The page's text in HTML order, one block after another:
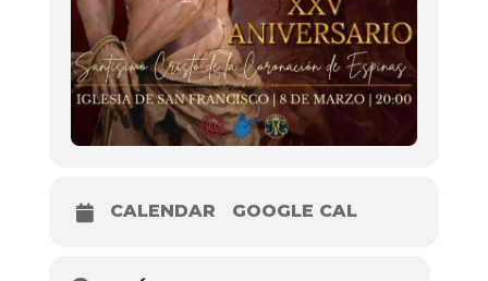
CALENDAR GOOGLE CAL